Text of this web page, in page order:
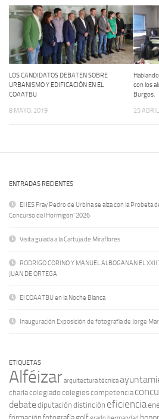
LOS CANDIDATOS DEBATEN SOBRE
URBANISMO Y EDIFICACIÓN EN EL
COAATBU
8 MAYO, 2019
con los
Burgos.
25
ENTRADAS RECIENTES
El IES Fray Pedro de Urbina se alza con la Probeta
Concurso del Hormigón’ 2026
Visita guiada a la Cartuja de Miraflores
RODRIGO CORINO Y MANUEL ALBOGANAN EL
JUAN DE ORTEGA
El COAATBU en la Noche Blanca
Inauguración Exposición de fotografía de Jorge
ETIQUETAS
Alféizararquitectura técnica
charlacolegiado colegioscompetencia
debatediputación distinción eficiencia